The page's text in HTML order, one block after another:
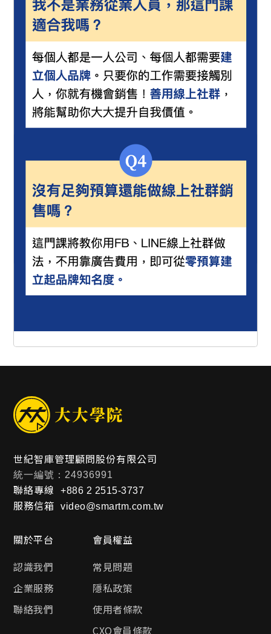
世紀智庫管理顧問股份有限公司
統一編號：24936991
聯絡專線 +886 2 2515-3737
服務信箱 video@smartm.com.tw
關於平台
認識我們
企業服務
聯絡我們
會員權益
常見問題
隱私政策
使用者條款
CXO會員條款